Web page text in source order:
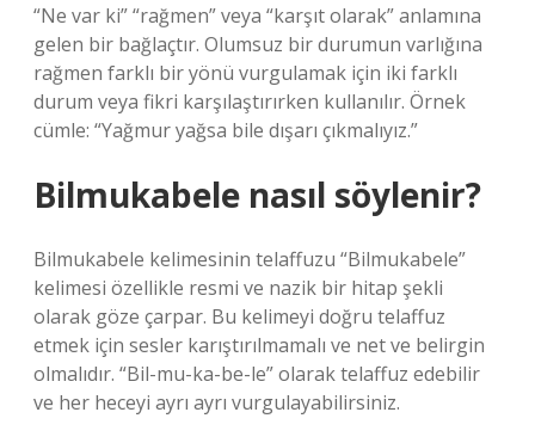
“Ne var ki” “rağmen” veya “karşıt olarak” anlamına
gelen bir bağlaçtır. Olumsuz bir durumun varlığına
rağmen farklı bir yönü vurgulamak için iki farklı
durum veya fikri karşılaştırırken kullanılır. Örnek
cümle: “Yağmur yağsa bile dışarı çıkmalıyız.”
Bilmukabele nasıl söylenir?
Bilmukabele kelimesinin telaffuzu “Bilmukabele”
kelimesi özellikle resmi ve nazik bir hitap şekli
olarak göze çarpar. Bu kelimeyi doğru telaffuz
etmek için sesler karıştırılmamalı ve net ve belirgin
olmalıdır. “Bil-mu-ka-be-le” olarak telaffuz edebilir
ve her heceyi ayrı ayrı vurgulayabilirsiniz.